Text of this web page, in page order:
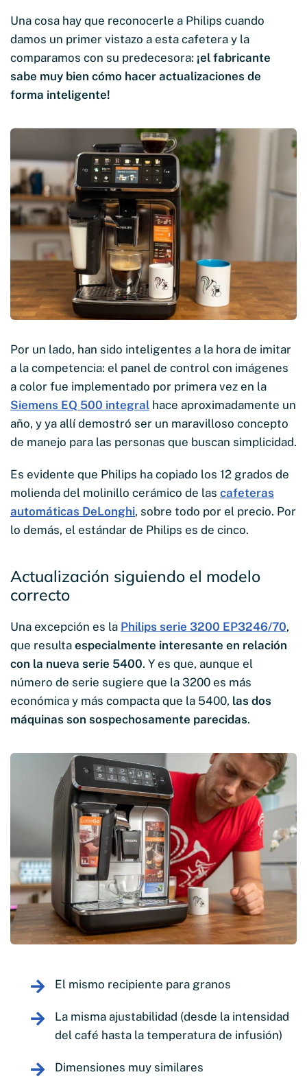
Una cosa hay que reconocerle a Philips cuando
damos un primer vistazo a esta cafetera y la
comparamos con su predecesora: ¡el fabricante
sabe muy bien cómo hacer actualizaciones de
forma inteligente!
Por un lado, han sido inteligentes a la hora de imitar
a la competencia: el panel de control con imágenes
a color fue implementado por primera vez en la
Siemens EQ 500 integral hace aproximadamente un
año, y ya allí demostró ser un maravilloso concepto
de manejo para las personas que buscan simplicidad.
Es evidente que Philips ha copiado los 12 grados de
molienda del molinillo cerámico de las cafeteras
automáticas DeLonghi, sobre todo por el precio. Por
lo demás, el estándar de Philips es de cinco.
Actualización siguiendo el modelo
correcto
Una excepción es la Philips serie 3200 EP3246/70,
que resulta especialmente interesante en relación
con la nueva serie 5400. Y es que, aunque el
número de serie sugiere que la 3200 es más
económica y más compacta que la 5400, las dos
máquinas son sospechosamente parecidas.
El mismo recipiente para granos
La misma ajustabilidad (desde la intensidad
del café hasta la temperatura de infusión)
Dimensiones muy similares